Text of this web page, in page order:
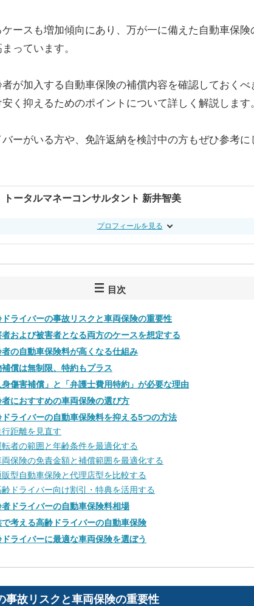
ースも増加傾向にあり、万が一に備えた自動車保険
っています。
が加入する自動車保険の補償内容を確認しておくべ
く抑えるためのポイントについて詳しく解説します
ーがいる方や、免許返納を検討中の方もぜひ参考に
トータルマネーコンサルタント 新井智美
プロフィールを見る
目次
ドライバーの事故リスクと車両保険の重要性
者および被害者となる両方のケースを想定する
者の自動車保険料が高くなる仕組み
償は無制限、特約もプラス
身傷害補償」と「弁護士費用特約」が必要な理由
者におすすめの車両保険の選び方
ドライバーの自動車保険料を抑える5つの方法
行距離を見直す
転者の範囲と年齢条件を最適化する
両保険の免責金額と補償範囲を最適化する
販型自動車保険と代理店型を比較する
齢ドライバー向け割引・特典を活用する
者ドライバーの自動車保険料相場
で考える高齢ドライバーの自動車保険
ライバーに最適な車両保険を選ぼう
事故リスクと車両保険の重要性